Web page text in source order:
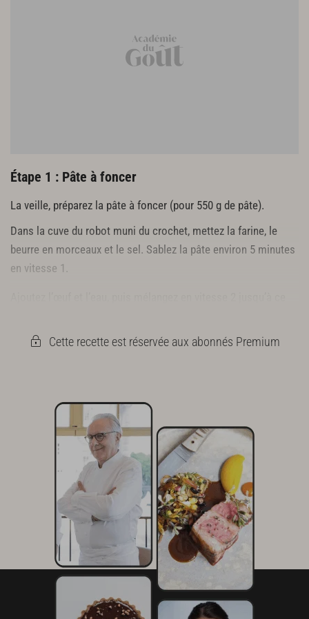
Étape 1 : Pâte à foncer
La veille, préparez la pâte à foncer (pour 550 g de pâte).
Dans la cuve du robot muni du crochet, mettez la farine, le
beurre en morceaux et le sel. Sablez la pâte environ 5 minutes
en vitesse 1.
Cette recette est réservée aux abonnés Premium